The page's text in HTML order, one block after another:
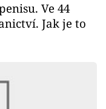
Ve 44
Jak je to